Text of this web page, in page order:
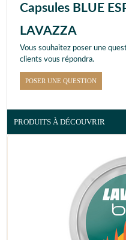
Capsules BLUE
LAVAZZA
Vous souhaitez poser une
clients vous répondra.
POSER UNE QUESTION
PRODUITS À DÉCOUVRIR